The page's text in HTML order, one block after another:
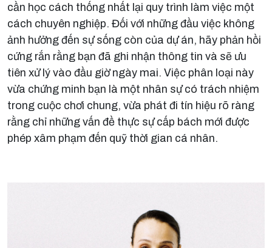
cần học cách thống nhất lại quy trình làm việc một
cách chuyên nghiệp. Đối với những đầu việc không
ảnh hưởng đến sự sống còn của dự án, hãy phản hồi
cứng rắn rằng bạn đã ghi nhận thông tin và sẽ ưu
tiên xử lý vào đầu giờ ngày mai. Việc phân loại này
vừa chứng minh bạn là một nhân sự có trách nhiệm
trong cuộc chơi chung, vừa phát đi tín hiệu rõ ràng
rằng chỉ những vấn đề thực sự cấp bách mới được
phép xâm phạm đến quỹ thời gian cá nhân.